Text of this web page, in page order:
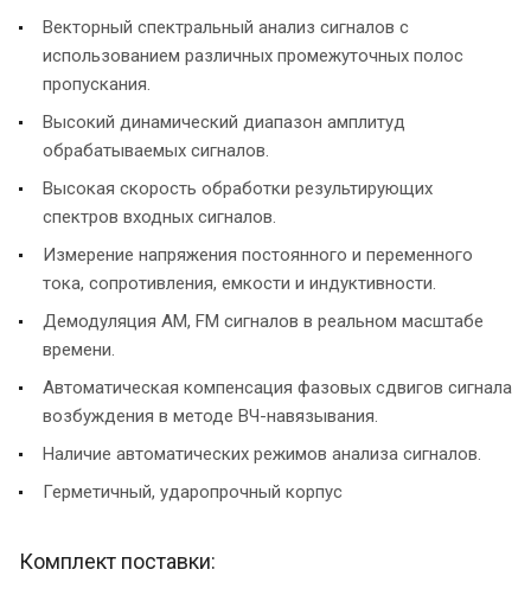
Векторный спектральный анализ сигналов с
использованием различных промежуточных полос
пропускания.
Высокий динамический диапазон амплитуд
обрабатываемых сигналов.
Высокая скорость обработки результирующих
спектров входных сигналов.
Измерение напряжения постоянного и переменного
тока, сопротивления, емкости и индуктивности.
Демодуляция АМ, FM сигналов в реальном масштабе
времени.
Автоматическая компенсация фазовых сдвигов сигнала
возбуждения в методе ВЧ-навязывания.
Наличие автоматических режимов анализа сигналов.
Герметичный, ударопрочный корпус
Комплект поставки: